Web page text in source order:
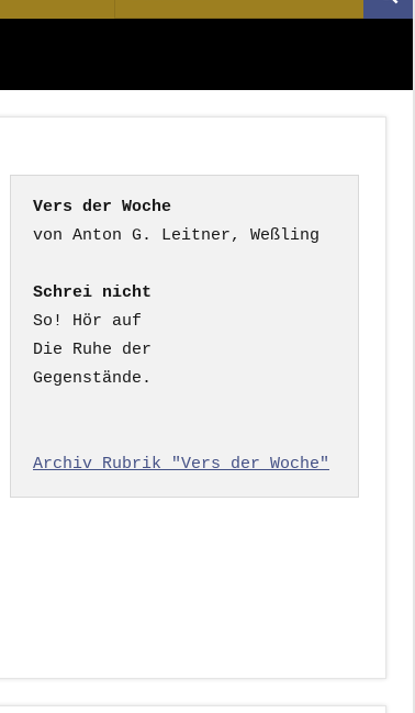
nach:
Vers der Woche
Schrei nicht
So! Hör auf
Die Ruhe der
Gegenstände.
Archiv Rubrik "Vers der Woche"